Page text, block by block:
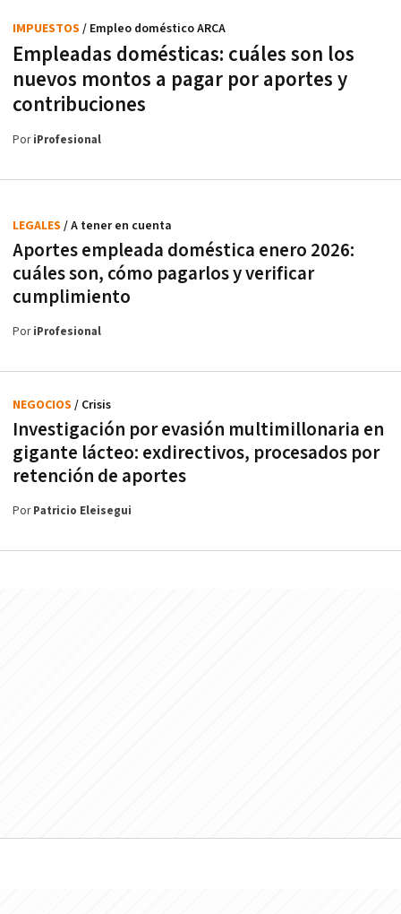
Empleadas domésticas: cuáles son los
nuevos montos a pagar por aportes y
contribuciones
IMPUESTOS / Empleo doméstico ARCA
PoriProfesional
Aportes empleada doméstica enero 2026:
cuáles son, cómo pagarlos y verificar
cumplimiento
LEGALES / A tener en cuenta
PoriProfesional
Investigación por evasión multimillonaria en
gigante lácteo: exdirectivos, procesados por
retención de aportes
NEGOCIOS / Crisis
PorPatricio Eleisegui